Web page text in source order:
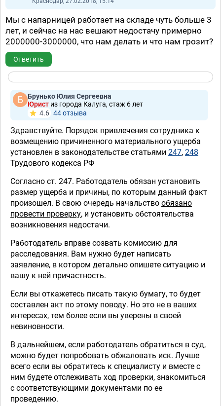
Мы с напарницей работает на складе чуть больше 3
лет, и сейчас на нас вешают недостачу примерно
2000000-3000000, что нам делать и что нам грозит?
Ответить
Брунько Юлия Сергеевна
Юрист из города Калуга, стаж 6 лет
4.6 44 отзывa
Здравствуйте. Порядок привлечения сотрудника к
возмещению причиненного материального ущерба
установлен в законодательстве статьями 247, 248
Трудового кодекса РФ
Согласно ст. 247. Работодатель обязан установить
размер ущерба и причины, по которым данный факт
произошел. В свою очередь начальство обязано
провести проверку, и установить обстоятельства
возникновения недостачи.
Работодатель вправе созвать комиссию для
расследования. Вам нужно будет написать
заявление, в котором детально опишете ситуацию и
вашу к ней причастность.
Если вы откажетесь писать такую бумагу, то будет
составлен акт по этому поводу. Но это не в ваших
интересах, тем более если вы уверены в своей
невиновности.
В дальнейшем, если работодатель обратиться в суд,
можно будет попробовать обжаловать иск. Лучше
всего если вы обратитесь к специалисту и вместе с
ним будете отслеживать ход проверки, знакомиться
с соответствующими документами по ее
проведению.